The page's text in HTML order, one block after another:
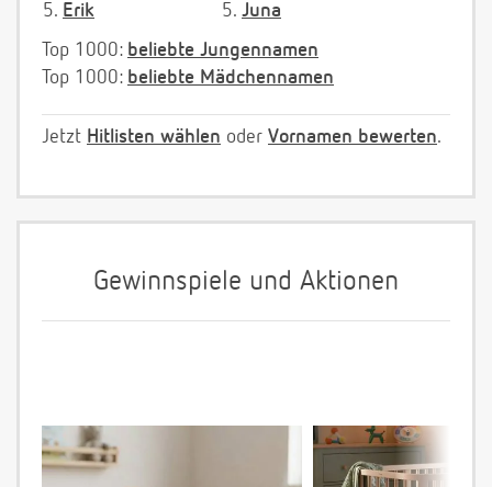
5. Erik
5. Juna
Top 1000: beliebte Jungennamen
Top 1000: beliebte Mädchennamen
Jetzt Hitlisten wählen oder Vornamen bewerten.
Gewinnspiele und Aktionen